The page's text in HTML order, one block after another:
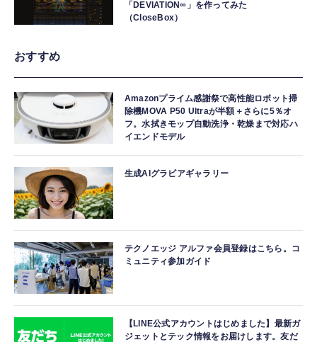
「DEVIATION∞」を作ってみた
（CloseBox）
おすすめ
Amazonプライム感謝祭で高性能ロボット掃
除機MOVA P50 Ultraが半額＋さらに5％オ
フ。水拭きモップ自動洗浄・乾燥まで対応ハ
イエンドモデル
生成AIグラビアギャラリー
テクノエッジ アルファ会員登録はこちら。コ
ミュニティ参加ガイド
【LINE公式アカウントはじめました】最新ガ
ジェットとテック情報をお届けします。友だ